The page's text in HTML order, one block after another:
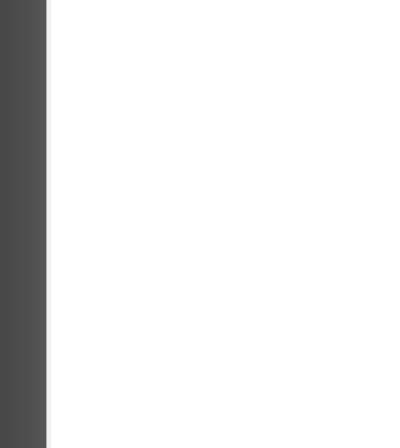
نے انتظامی اور قانونی پہلوؤں پر سوالات کھڑے کر دیے ہیں۔